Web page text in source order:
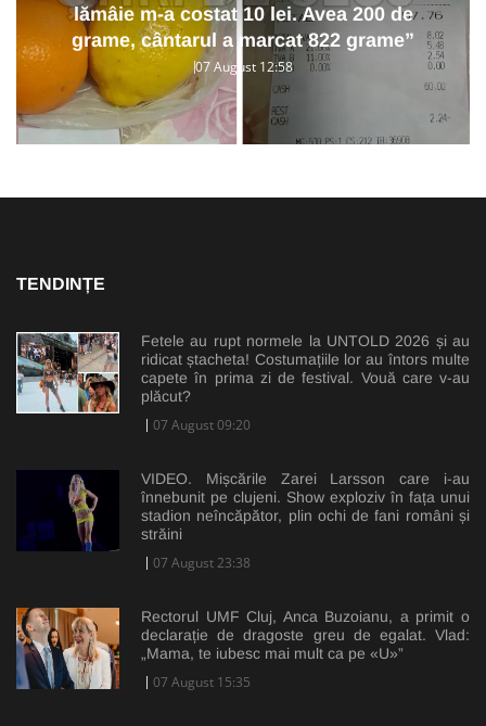
lămâie m-a costat 10 lei. Avea 200 de
grame, cântarul a marcat 822 grame”
07 August 12:58
TENDINȚE
Fetele au rupt normele la UNTOLD 2026 și au
ridicat ștacheta! Costumațiile lor au întors multe
capete în prima zi de festival. Vouă care v-au
plăcut?
07 August 09:20
VIDEO. Mișcările Zarei Larsson care i-au
înnebunit pe clujeni. Show exploziv în fața unui
stadion neîncăpător, plin ochi de fani români și
străini
07 August 23:38
Rectorul UMF Cluj, Anca Buzoianu, a primit o
declarație de dragoste greu de egalat. Vlad:
„Mama, te iubesc mai mult ca pe «U»”
07 August 15:35